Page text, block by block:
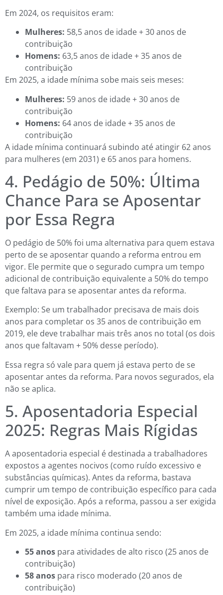
Em 2024, os requisitos eram:
Mulheres: 58,5 anos de idade + 30 anos de
contribuição
Homens: 63,5 anos de idade + 35 anos de
contribuição
Em 2025, a idade mínima sobe mais seis meses:
Mulheres: 59 anos de idade + 30 anos de
contribuição
Homens: 64 anos de idade + 35 anos de
contribuição
A idade mínima continuará subindo até atingir 62 anos
para mulheres (em 2031) e 65 anos para homens.
4. Pedágio de 50%: Última
Chance Para se Aposentar
por Essa Regra
O pedágio de 50% foi uma alternativa para quem estava
perto de se aposentar quando a reforma entrou em
vigor. Ele permite que o segurado cumpra um tempo
adicional de contribuição equivalente a 50% do tempo
que faltava para se aposentar antes da reforma.
Exemplo: Se um trabalhador precisava de mais dois
anos para completar os 35 anos de contribuição em
2019, ele deve trabalhar mais três anos no total (os dois
anos que faltavam + 50% desse período).
Essa regra só vale para quem já estava perto de se
aposentar antes da reforma. Para novos segurados, ela
não se aplica.
5. Aposentadoria Especial
2025: Regras Mais Rígidas
A aposentadoria especial é destinada a trabalhadores
expostos a agentes nocivos (como ruído excessivo e
substâncias químicas). Antes da reforma, bastava
cumprir um tempo de contribuição específico para cada
nível de exposição. Após a reforma, passou a ser exigida
também uma idade mínima.
Em 2025, a idade mínima continua sendo:
55 anos para atividades de alto risco (25 anos de
contribuição)
58 anos para risco moderado (20 anos de
contribuição)